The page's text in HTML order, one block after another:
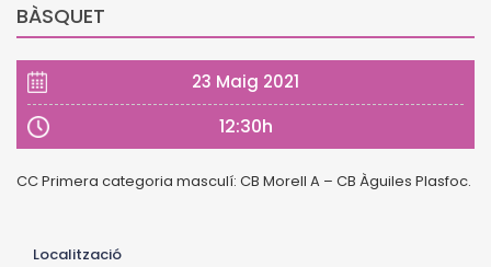
BÀSQUET
23 Maig 2021
12:30h
CC Primera categoria masculí: CB Morell A – CB Àguiles Plasfoc.
Localització